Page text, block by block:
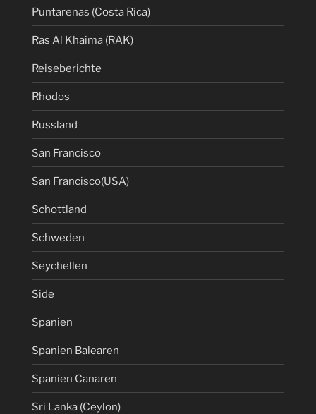
Puntarenas (Costa Rica)
Ras Al Khaima (RAK)
Reiseberichte
Rhodos
Russland
San Francisco
San Francisco(USA)
Schottland
Schweden
Seychellen
Side
Spanien
Spanien Balearen
Spanien Canaren
Sri Lanka (Ceylon)